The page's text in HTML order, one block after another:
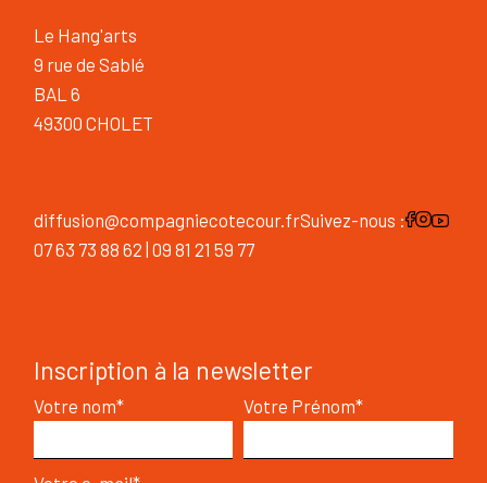
Le Hang'arts
9 rue de Sablé
BAL 6
49300 CHOLET
diffusion@compagniecotecour.fr
07 63 73 88 62 | 09 81 21 59 77
Suivez-nous :
Inscription à la newsletter
Votre nom* Votre Prénom*